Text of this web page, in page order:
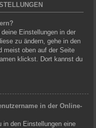
Einstellungen in der
zu ändern, gehe in den
meist oben auf der Seite
klickst. Dort kannst du
in der Online-
in den Einstellungen eine